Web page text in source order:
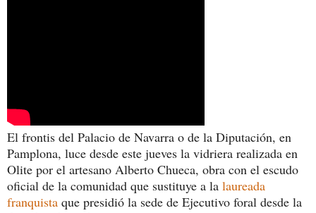
El frontis del Palacio de Navarra o de la Diputación, en
Pamplona, luce desde este jueves la vidriera realizada en
Olite por el artesano Alberto Chueca, obra con el escudo
oficial de la comunidad que sustituye a la laureada
franquista que presidió la sede de Ejecutivo foral desde la